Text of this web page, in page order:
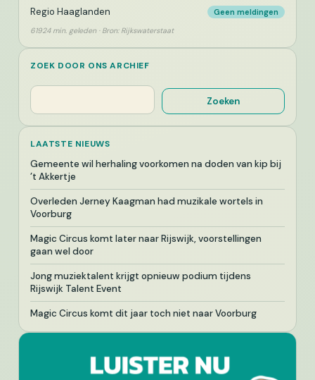
Regio Haaglanden Geen meldingen
61924 min. geleden · Bron: Rijkswaterstaat
ZOEK DOOR ONS ARCHIEF
Zoeken
Zoeken
LAATSTE NIEUWS
Gemeente wil herhaling voorkomen na doden van kip bij
’t Akkertje
Overleden Jerney Kaagman had muzikale wortels in
Voorburg
Magic Circus komt later naar Rijswijk, voorstellingen
gaan wel door
Jong muziektalent krijgt opnieuw podium tijdens
Rijswijk Talent Event
Magic Circus komt dit jaar toch niet naar Voorburg